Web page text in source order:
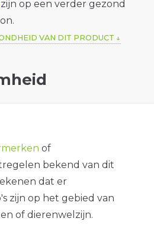
zijn op een verder gezond
VAN DIT PRODUCT
of
bekend van dit
dat er
zijn op het gebied van
of dierenwelzijn.